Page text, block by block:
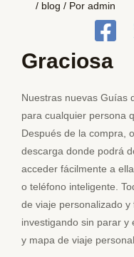
/ blog / Por admin
Graciosa
Nuestras nuevas Guías
para cualquier persona
Después de la compra,
descarga donde podrá
acceder fácilmente a
o teléfono inteligente.
de viaje personalizado
investigando sin parar
y mapa de viaje